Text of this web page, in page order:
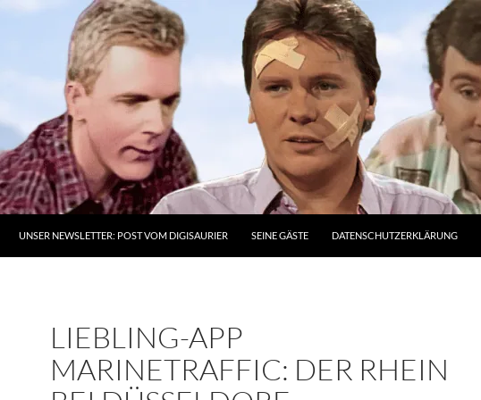
UNSER NEWSLETTER: POST VOM DIGISAURIER SEINE GÄSTE DATENSCHUTZERKLÄRUNG
LIEBLING-APP
MARINETRAFFIC: DER RHEIN